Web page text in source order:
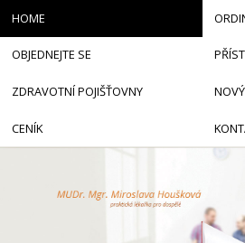
HOME
OBJEDNEJTE SE
ZDRAVOTNÍ POJIŠŤOVNY
CENÍK